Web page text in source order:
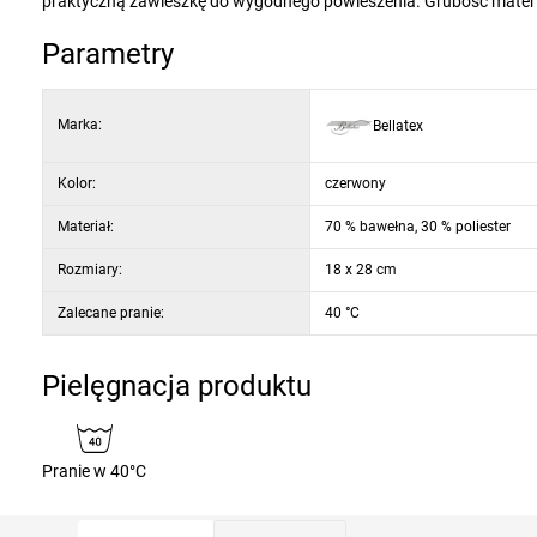
Parametry
Marka: Bellatex
Kolor: czerwony
Materiał: 70 % bawełna, 30 % poliester
Rozmiary: 18 x 28 cm
Zalecane pranie: 40 °C
Pielęgnacja produktu
Pranie w 40°C